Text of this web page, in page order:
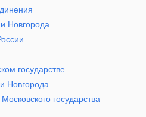
Новгорода
государстве
Новгорода
государства